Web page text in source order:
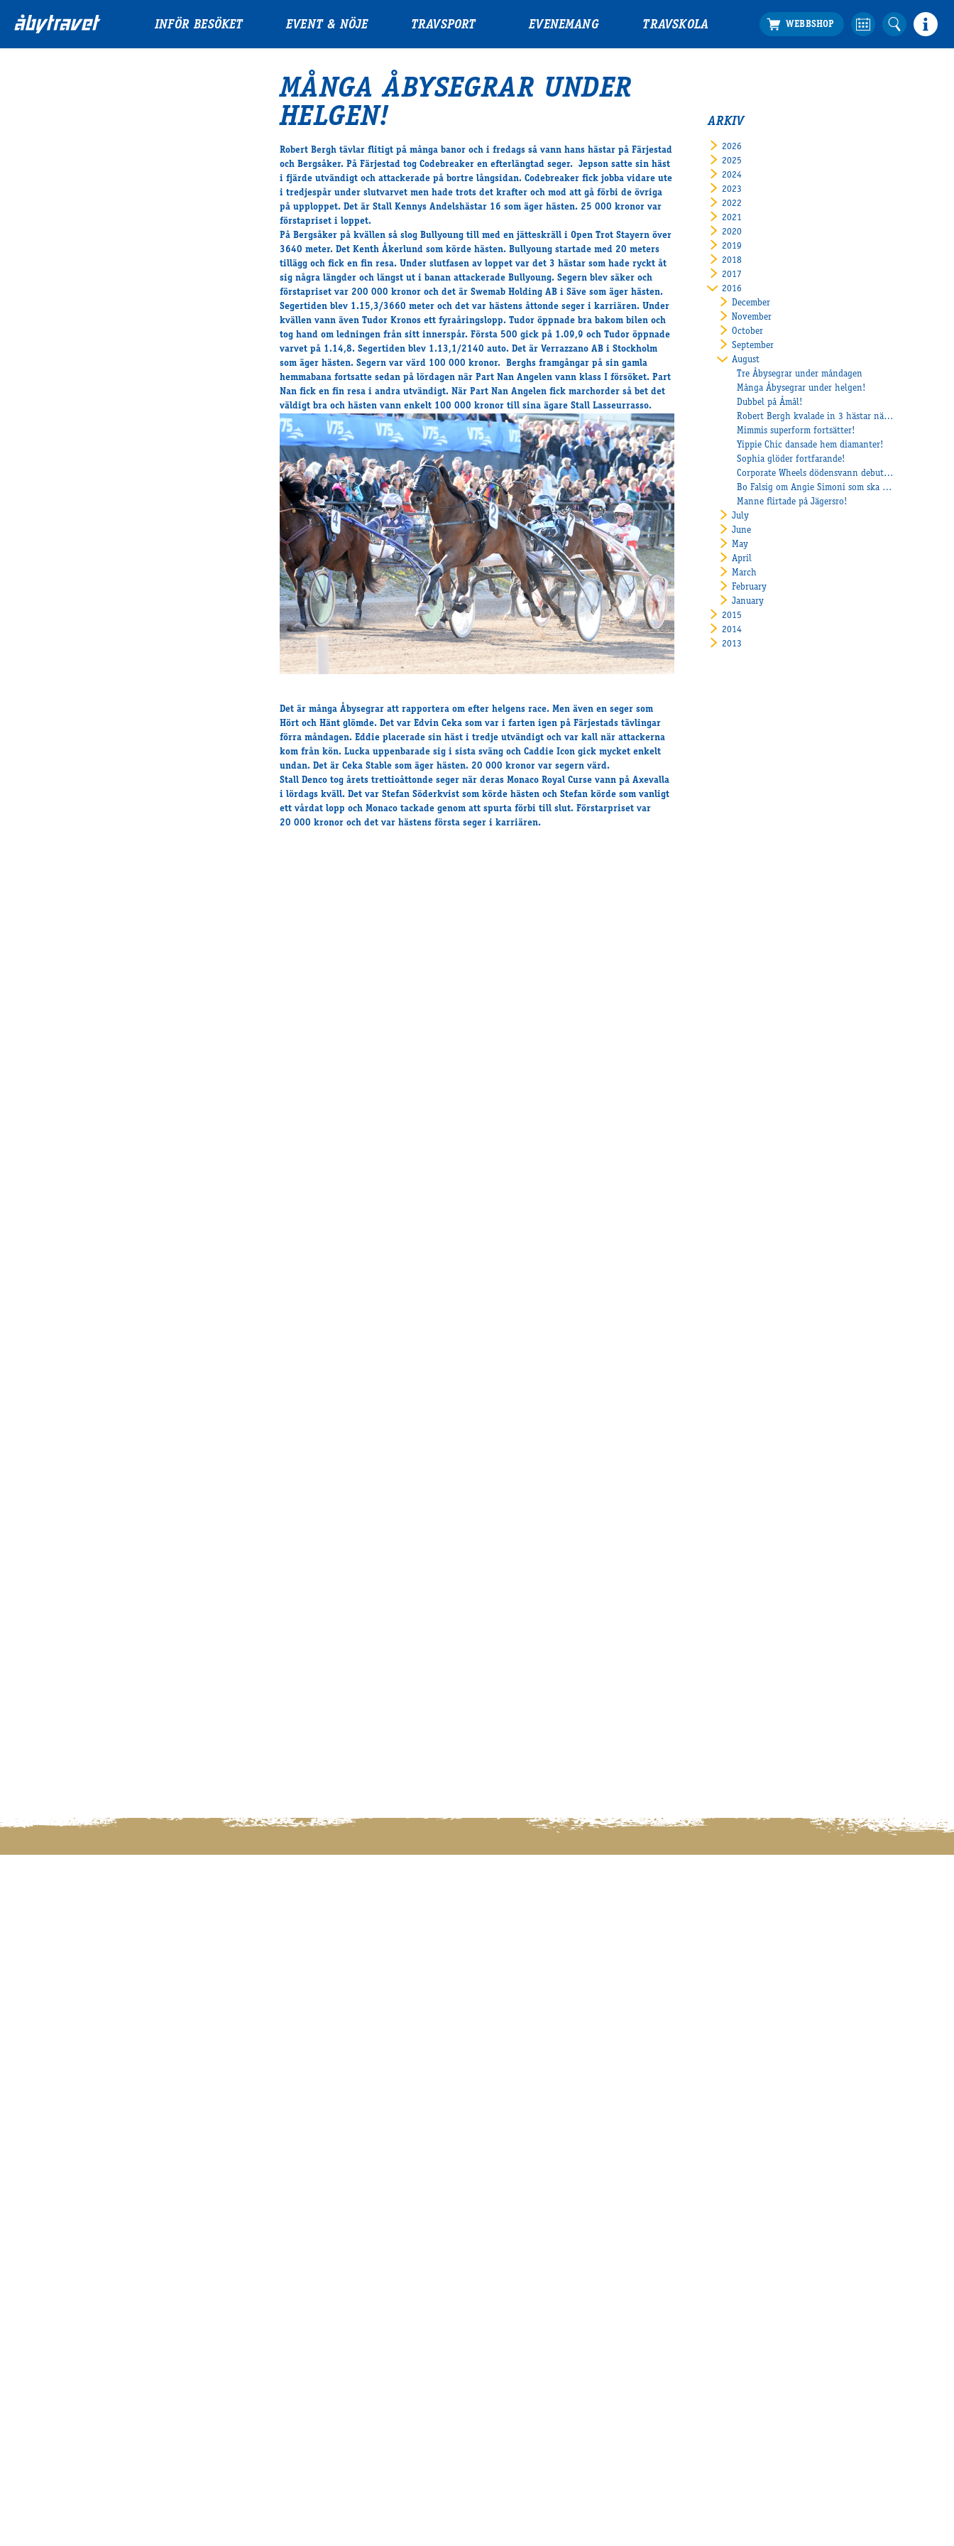
INFÖR BESÖKET EVENT & NÖJE TRAVSPORT EVENEMANG TRAVSKOLA
MÅNGA ÅBYSEGRAR UNDER
HELGEN!
Robert Bergh tävlar flitigt på många banor och i fredags så vann hans hästar på Färjestad
och Bergsåker. På Färjestad tog Codebreaker en efterlängtad seger. Jepson satte sin häst
i fjärde utvändigt och attackerade på bortre långsidan. Codebreaker fick jobba vidare ute
i tredjespår under slutvarvet men hade trots det krafter och mod att gå förbi de övriga
på upploppet. Det är Stall Kennys Andelshästar 16 som äger hästen. 25 000 kronor var
förstapriset i loppet.
På Bergsåker på kvällen så slog Bullyoung till med en jätteskräll i Open Trot Stayern över
3640 meter. Det Kenth Åkerlund som körde hästen. Bullyoung startade med 20 meters
tillägg och fick en fin resa. Under slutfasen av loppet var det 3 hästar som hade ryckt åt
sig några längder och längst ut i banan attackerade Bullyoung. Segern blev säker och
förstapriset var 200 000 kronor och det är Swemab Holding AB i Säve som äger hästen.
Segertiden blev 1.15,3/3660 meter och det var hästens åttonde seger i karriären. Under
kvällen vann även Tudor Kronos ett fyraåringslopp. Tudor öppnade bra bakom bilen och
tog hand om ledningen från sitt innerspår. Första 500 gick på 1.09,9 och Tudor öppnade
varvet på 1.14,8. Segertiden blev 1.13,1/2140 auto. Det är Verrazzano AB i Stockholm
som äger hästen. Segern var värd 100 000 kronor. Berghs framgångar på sin gamla
hemmabana fortsatte sedan på lördagen när Part Nan Angelen vann klass I försöket. Part
Nan fick en fin resa i andra utvändigt. När Part Nan Angelen fick marchorder så bet det
väldigt bra och hästen vann enkelt 100 000 kronor till sina ägare Stall Lasseurrasso.
Det är många Åbysegrar att rapportera om efter helgens race. Men även en seger som
Hört och Hänt glömde. Det var Edvin Ceka som var i farten igen på Färjestads tävlingar
förra måndagen. Eddie placerade sin häst i tredje utvändigt och var kall när attackerna
kom från kön. Lucka uppenbarade sig i sista sväng och Caddie Icon gick mycket enkelt
undan. Det är Ceka Stable som äger hästen. 20 000 kronor var segern värd.
Stall Denco tog årets trettioåttonde seger när deras Monaco Royal Curse vann på Axevalla
i lördags kväll. Det var Stefan Söderkvist som körde hästen och Stefan körde som vanligt
ett vårdat lopp och Monaco tackade genom att spurta förbi till slut. Förstarpriset var
20 000 kronor och det var hästens första seger i karriären.
ARKIV
2026
2025
2024
2023
2022
2021
2020
2019
2018
2017
2016
December
November
October
September
August
Tre Åbysegrar under måndagen
Många Åbysegrar under helgen!
Dubbel på Åmål!
Robert Bergh kvalade in 3 hästar när det uttagningslopp till Svenskt Travderby och Stoderbyt!
Mimmis superform fortsätter!
Yippie Chic dansade hem diamanter!
Sophia glöder fortfarande!
Corporate Wheels dödensvann debuten!
Bo Falsig om Angie Simoni som ska starta i Danska Stoderbyt
Manne flirtade på Jägersro!
July
June
May
April
March
February
January
2015
2014
2013